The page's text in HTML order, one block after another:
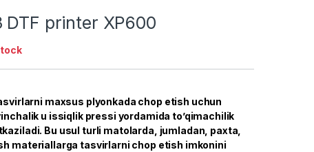
DTF printer XP600
maxsus plyonkada chop etish uchun
u issiqlik pressi yordamida to’qimachilik
Bu usul turli matolarda, jumladan, paxta,
materiallarga tasvirlarni chop etish imkonini